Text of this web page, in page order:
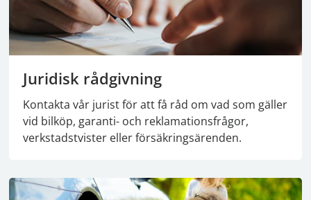
Juridisk rådgivning
Kontakta vår jurist för att få råd om vad som gäller
vid bilköp, garanti- och reklamationsfrågor,
verkstadstvister eller försäkringsärenden.